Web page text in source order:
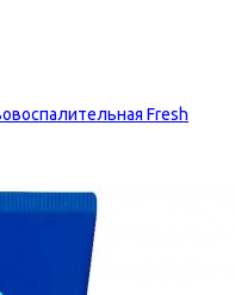
Fresh